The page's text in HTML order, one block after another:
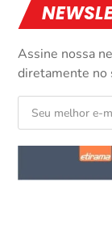
Assine nossa
diretamente no